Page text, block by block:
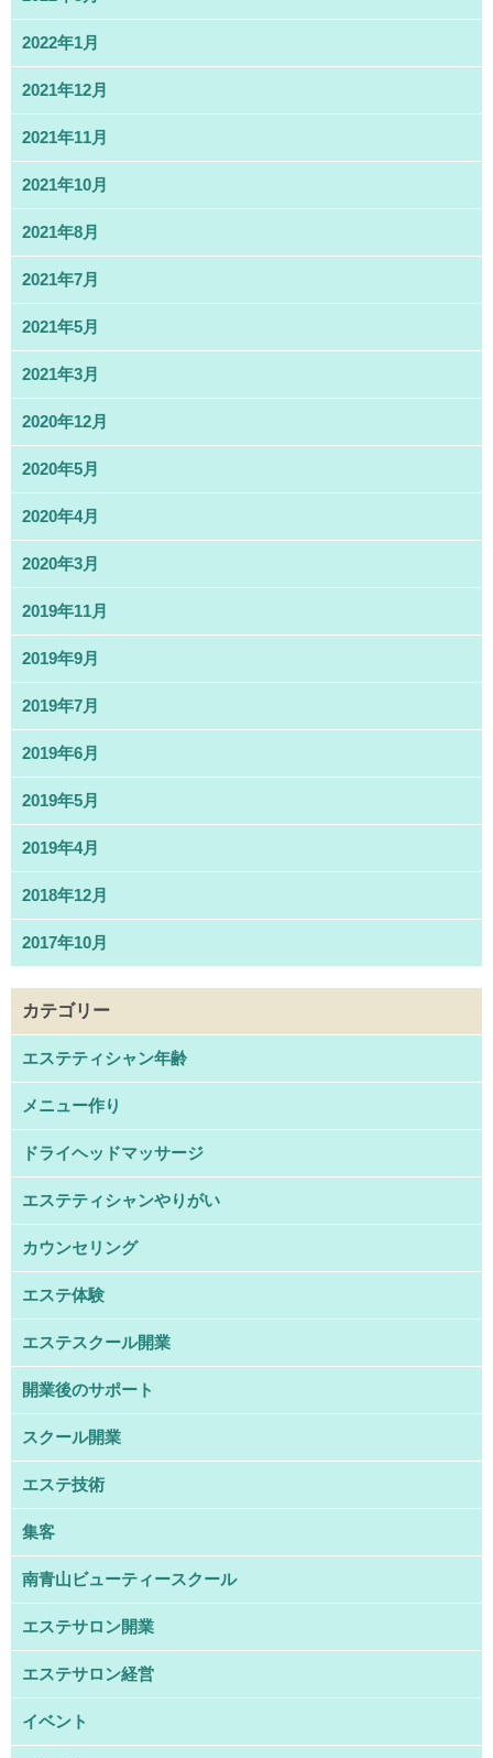
2022年1月
2021年12月
2021年11月
2021年10月
2021年8月
2021年7月
2021年5月
2021年3月
2020年12月
2020年5月
2020年4月
2020年3月
2019年11月
2019年9月
2019年7月
2019年6月
2019年5月
2019年4月
2018年12月
2017年10月
カテゴリー
エステティシャン年齢
メニュー作り
ドライヘッドマッサージ
エステティシャンやりがい
カウンセリング
エステ体験
エステスクール開業
開業後のサポート
スクール開業
エステ技術
集客
南青山ビューティースクール
エステサロン開業
エステサロン経営
イベント